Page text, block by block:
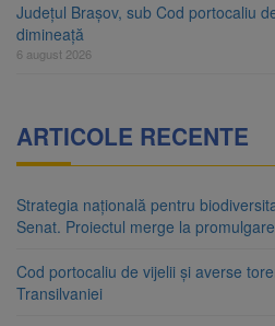
Județul Brașov, sub Cod portocaliu
dimineață
6 august 2026
ARTICOLE RECENTE
Strategia națională pentru
Senat. Proiectul merge la promulgare
Cod portocaliu de vijelii și averse
Transilvaniei